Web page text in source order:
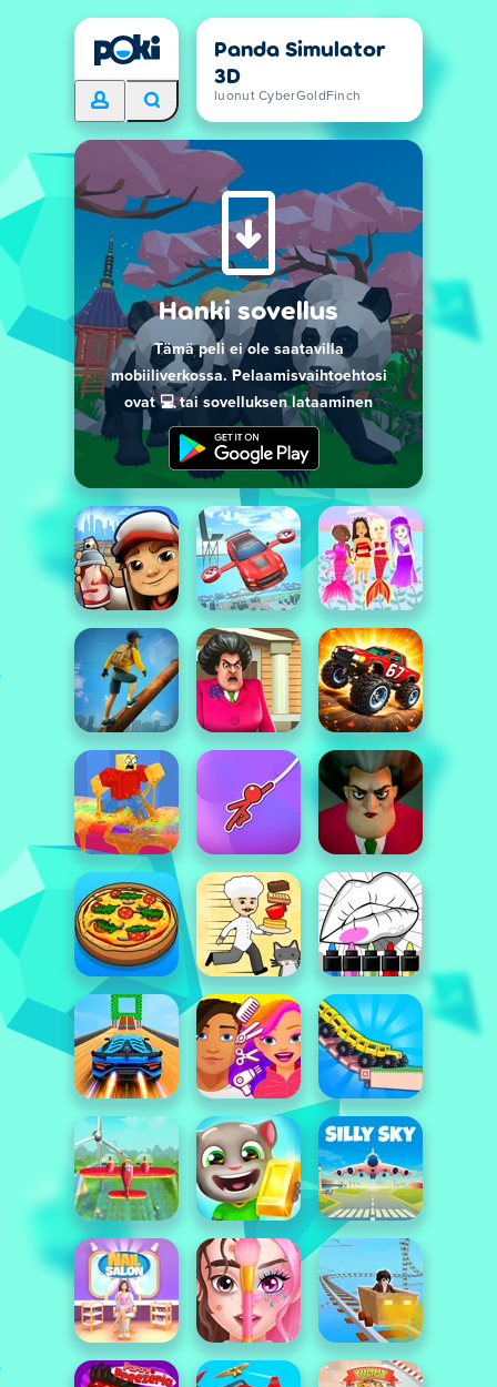
Panda Simulator
3D
luonut CyberGoldFinch
Hanki sovellus
Tämä peli ei ole saatavilla
mobiiliverkossa. Pelaamisvaihtoehtosi
ovat 💻 tai sovelluksen lataaminen